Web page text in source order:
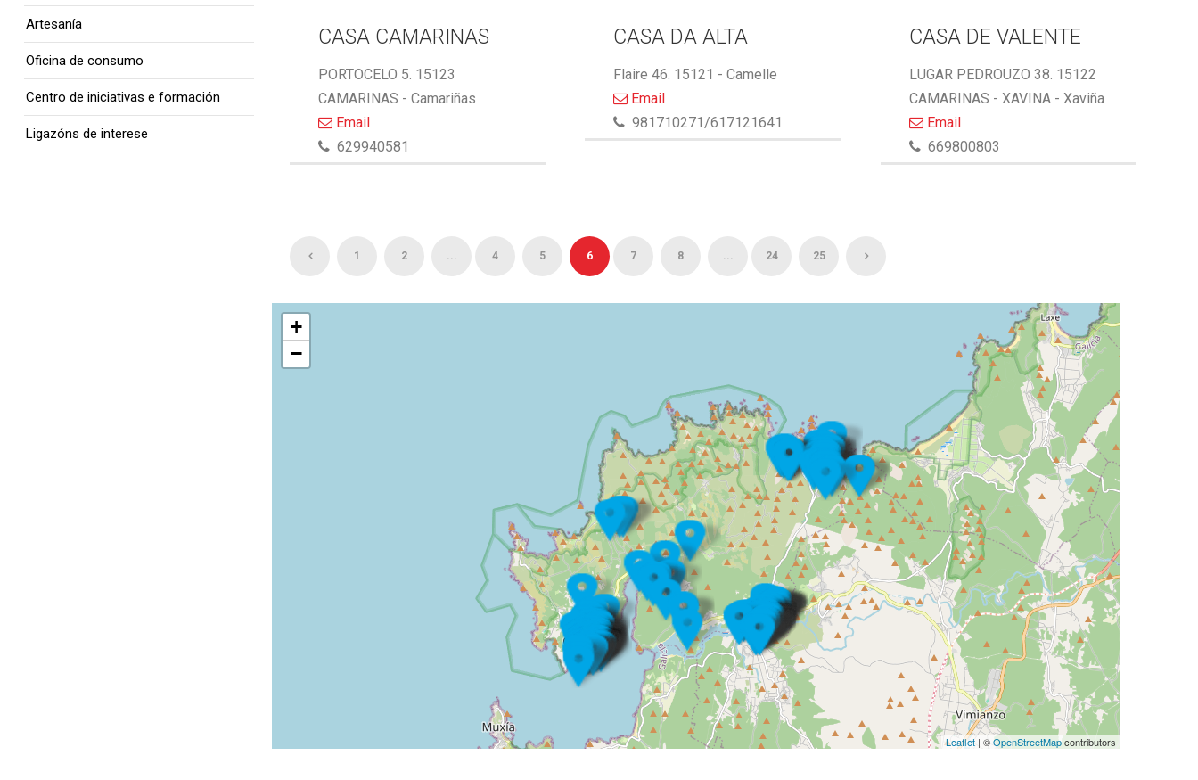
CASA CAMARINAS
PORTOCELO 5. 15123
CAMARINAS - Camariñas
Email
629940581
CASA DA ALTA
Flaire 46. 15121 - Camelle
Email
981710271/617121641
CASA DE VALENTE
LUGAR PEDROUZO 38. 15122
CAMARINAS - XAVINA - Xaviña
Email
669800803
1 2 ... 4 5 6 7 8 ... 24 25
+
−
Leaflet | ©OpenStreetMapcontributors
Artesanía
Oficina de consumo
Centro de iniciativas e formación
Ligazóns de interese